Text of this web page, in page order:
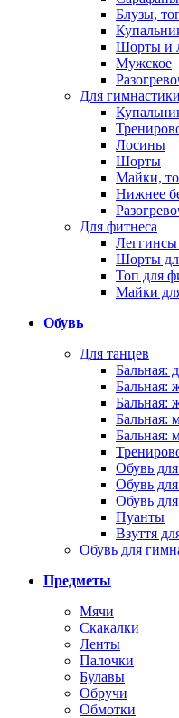
Блузы,
Шорты и
Мужское
Для гимнастики
Лосины
Шорты
Майки,
Нижнее
Для фитнеса
Леггинсы
Шорты
Топ для
Майки
Обувь
Для танцев
Бальная:
Бальная:
Бальная:
Бальная:
Бальная:
Обувь
Обувь
Обувь
Пуанты
Взуття
Обувь для
Предметы
Мячи
Скакалки
Ленты
Палочки
Булавы
Обручи
Обмотки